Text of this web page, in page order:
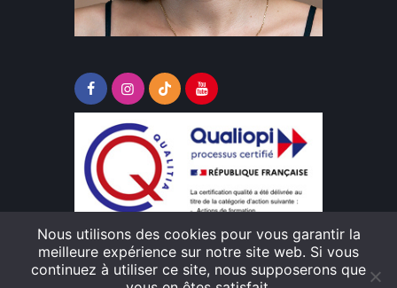
Télécharger le lien pour consulter le
certificat de conformité Qualiopi
Nous utilisons des cookies pour vous garantir la
meilleure expérience sur notre site web. Si vous
continuez à utiliser ce site, nous supposerons que